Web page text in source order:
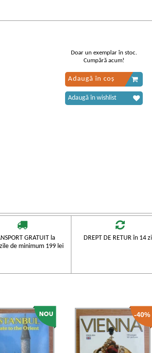
Doar un exemplar în stoc.
Cumpără acum!
Adaugă în coș
Adaugă în wishlist
GRATUIT la
de minimum 199 lei
DREPT DE RETUR în 14
-40%